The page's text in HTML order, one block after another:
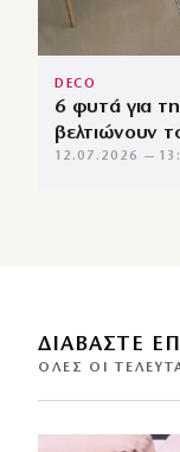
DECO
6 φυτά για
βελτιώνουν
12.07.2026 —
ΔΙΑΒΑΣΤΕ
ΌΛΕΣ ΟΙ